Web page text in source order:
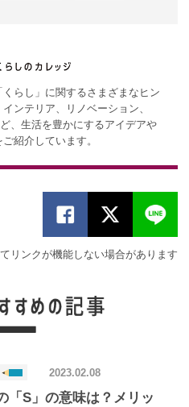
らし」に関するさまざまなヒン
ンテリア、リノベーション、
、生活を豊かにするアイデアや
紹介しています。
リンクが機能しない場合があります
「S」の意味は？メリッ
2023.02.08